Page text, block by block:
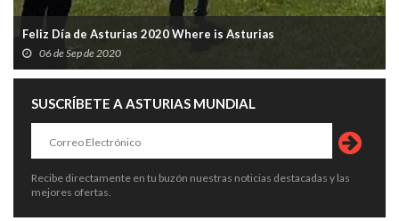
Feliz Día de Asturias 2020 Where is Asturias
06 de Sep de 2020
SUSCRÍBETE A ASTURIAS MUNDIAL
Recibe directamente en tu buzón nuestras noticias destacadas y las
mejores ofertas.